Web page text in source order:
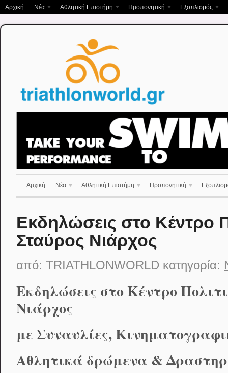
Αρχική Νέα Αθλητική Επιστήμη Προπονητική Εξοπλισμός
Αρχική Νέα Αθλητική Επιστήμη Προπονητική
Εκδηλώσεις στο Κέντρο
Σταύρος Νιάρχος
από: TRIATHLONWORLD κατηγορία:
Εκδηλώσεις στο Κέντρο
Νιάρχος
με Συναυλίες,
Αθλητικά δρώμενα &